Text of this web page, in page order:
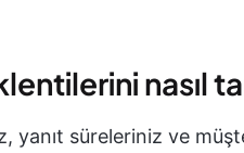
nasıl
yanıt süreleriniz ve